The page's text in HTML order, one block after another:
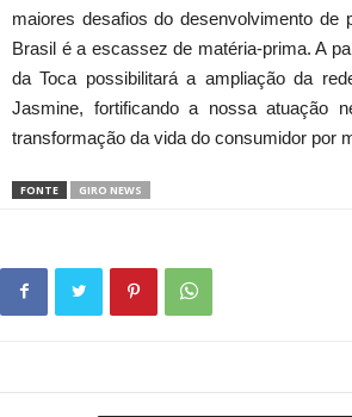
maiores desafios do desenvolvimento de
Brasil é a escassez de matéria-prima. A
da Toca possibilitará a ampliação da
Jasmine, fortificando a nossa atuação
transformação da vida do consumidor por
FONTE GIRO NEWS